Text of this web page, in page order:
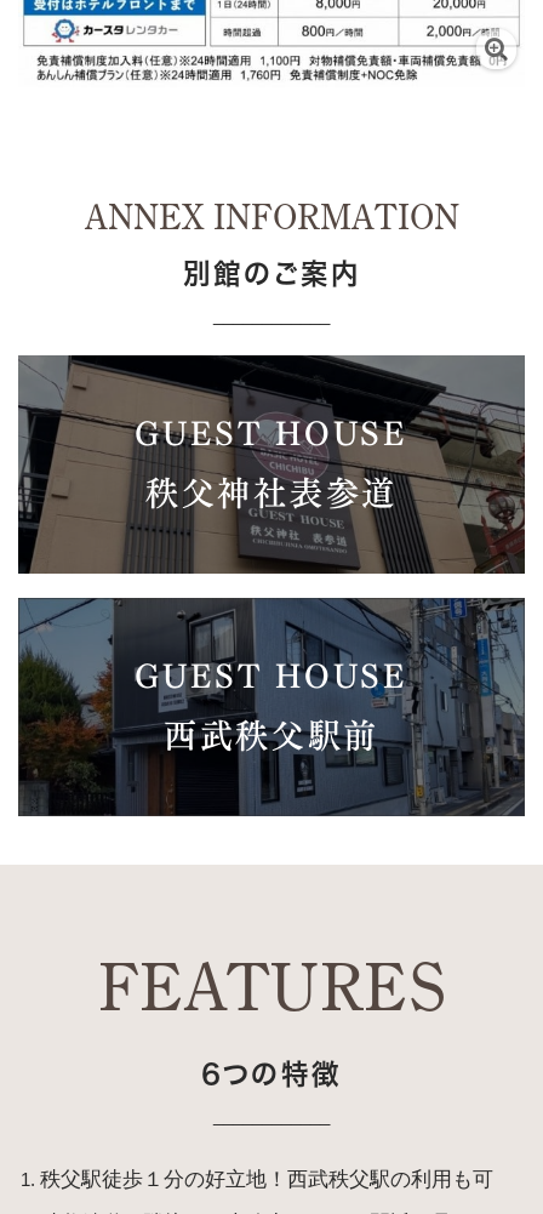
ANNEX INFORMATION
別館のご案内
GUEST HOUSE
秩父神社表参道
GUEST HOUSE
西武秩父駅前
FEATURES
6つの特徴
秩父駅徒歩１分の好立地！西武秩父駅の利用も可